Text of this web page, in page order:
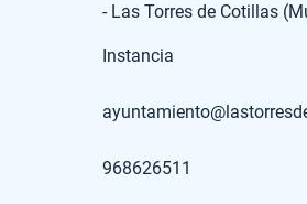
- Las Torres de Cotillas
Instancia
968626511